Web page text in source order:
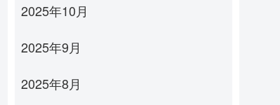
2025年10月
2025年9月
2025年8月